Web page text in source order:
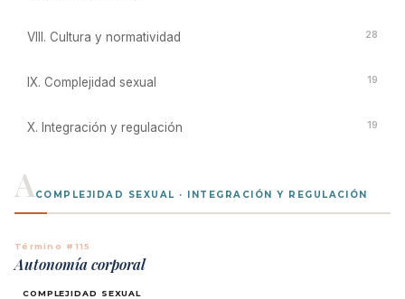
VIII. Cultura y normatividad 28
IX. Complejidad sexual 19
X. Integración y regulación 19
ACOMPLEJIDAD SEXUAL · INTEGRACIÓN Y REGULACIÓN
Término #115
Autonomía corporal
COMPLEJIDAD SEXUAL